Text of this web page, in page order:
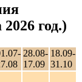
год.)
28.08-
17.09
18.09-
31.10